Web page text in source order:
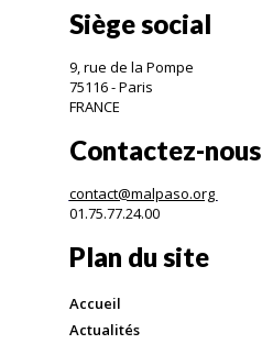
Siège social
9, rue de la Pompe
75116 - Paris
FRANCE
Contactez-nous
contact@malpaso.org
01.75.77.24.00
Plan du site
Accueil
Actualités